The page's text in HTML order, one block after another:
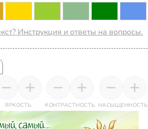
Инструкция и ответы на вопросы.
ЯРКОСТЬ КОНТРАСТНОСТЬ НАСЫЩЕННОСТЬ